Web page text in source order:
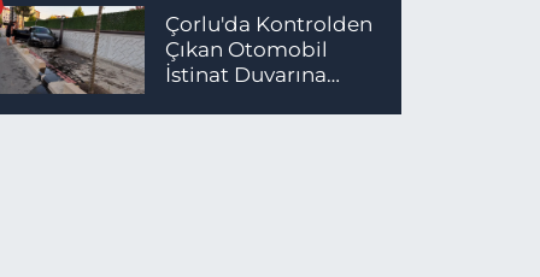
Çorlu'da Kontrolden
Çıkan Otomobil
İstinat Duvarına